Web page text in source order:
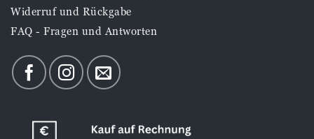
Widerruf und Rückgabe
FAQ - Fragen und Antworten